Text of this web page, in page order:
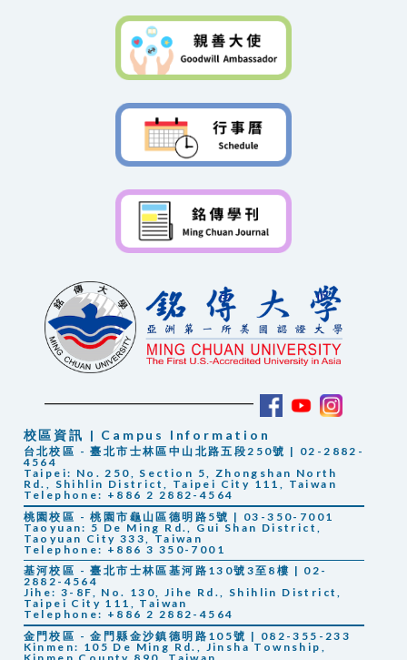
校區資訊 | Campus Information
台北校區 - 臺北市士林區中山北路五段250號 | 02-2882-
4564
Taipei: No. 250, Section 5, Zhongshan North
Rd., Shihlin District, Taipei City 111, Taiwan
Telephone: +886 2 2882-4564
桃園校區 - 桃園市龜山區德明路5號 | 03-350-7001
Taoyuan: 5 De Ming Rd., Gui Shan District,
Taoyuan City 333, Taiwan
Telephone: +886 3 350-7001
基河校區 - 臺北市士林區基河路130號3至8樓 | 02-
2882-4564
Jihe: 3-8F, No. 130, Jihe Rd., Shihlin District,
Taipei City 111, Taiwan
Telephone: +886 2 2882-4564
金門校區 - 金門縣金沙鎮德明路105號 | 082-355-233
Kinmen: 105 De Ming Rd., Jinsha Township,